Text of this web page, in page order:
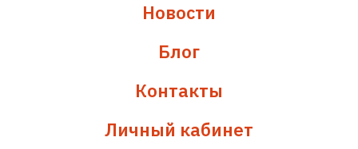
Новости
Блог
Контакты
Личный кабинет